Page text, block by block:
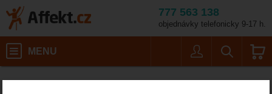
777 563 138
objednávky telefonicky 9-17 h.
MENU
Pánské outdoorové oblečení